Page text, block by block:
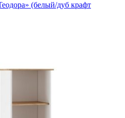
(белый/дуб крафт